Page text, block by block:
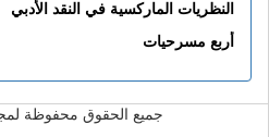
النظريات الماركسية في النقد الأدبي
أربع مسرحيات
جميع الحقوق محفوظة لمجلة